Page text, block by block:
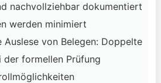
nachvollziehbar dokumentiert
werden minimiert
Auslese von Belegen: Doppelte
der formellen Prüfung